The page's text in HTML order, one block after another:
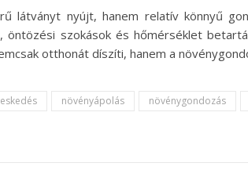
látványt nyújt, hanem relatív könnyű
öntözési szokások és hőmérséklet
otthonát díszíti, hanem a
növényápolás növénygondozás